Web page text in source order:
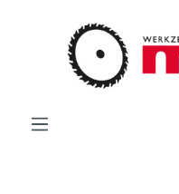
Zum Hauptinhalt springen